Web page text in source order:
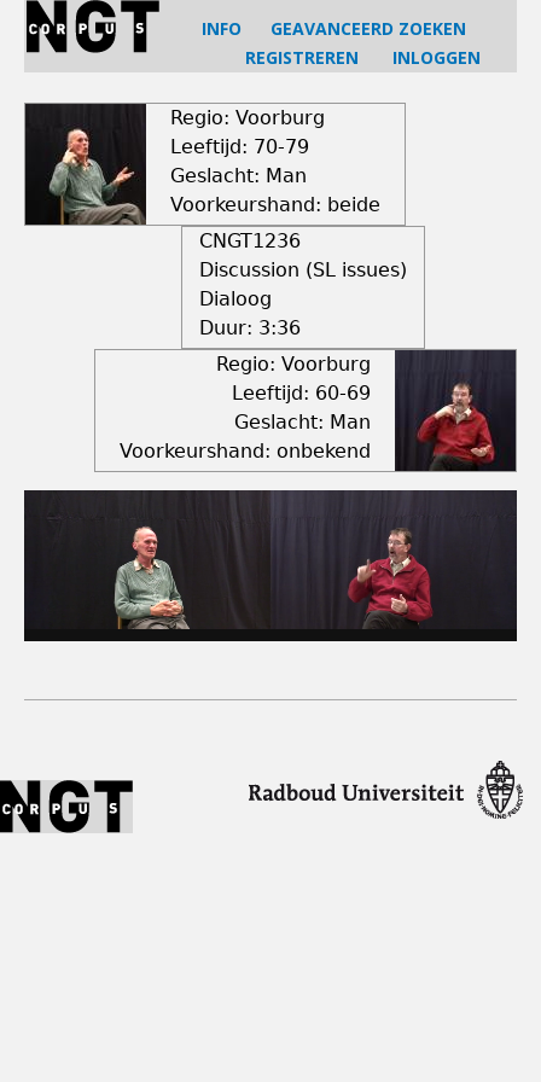
Jump
navigation
INFO
GEAVANCEERD ZOEKEN
REGISTREREN
INLOGGEN
Regio: Voorburg
Leeftijd: 70-79
Geslacht: Man
Voorkeurshand: beide
CNGT1236
Discussion (SL issues)
Dialoog
Duur: 3:36
Regio: Voorburg
Leeftijd: 60-69
Geslacht: Man
Voorkeurshand: onbekend